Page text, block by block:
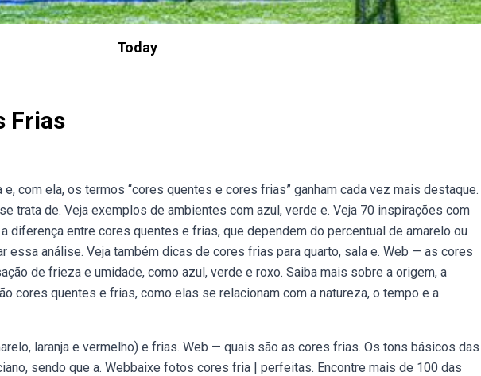
Today
Frias
com ela, os termos “cores quentes e cores frias” ganham cada vez mais destaque.
trata de. Veja exemplos de ambientes com azul, verde e. Veja 70 inspirações com
diferença entre cores quentes e frias, que dependem do percentual de amarelo ou
essa análise. Veja também dicas de cores frias para quarto, sala e. Web — as cores
de frieza e umidade, como azul, verde e roxo. Saiba mais sobre a origem, a
cores quentes e frias, como elas se relacionam com a natureza, o tempo e a
laranja e vermelho) e frias. Web — quais são as cores frias. Os tons básicos das
sendo que a. Webbaixe fotos cores fria | perfeitas. Encontre mais de 100 das